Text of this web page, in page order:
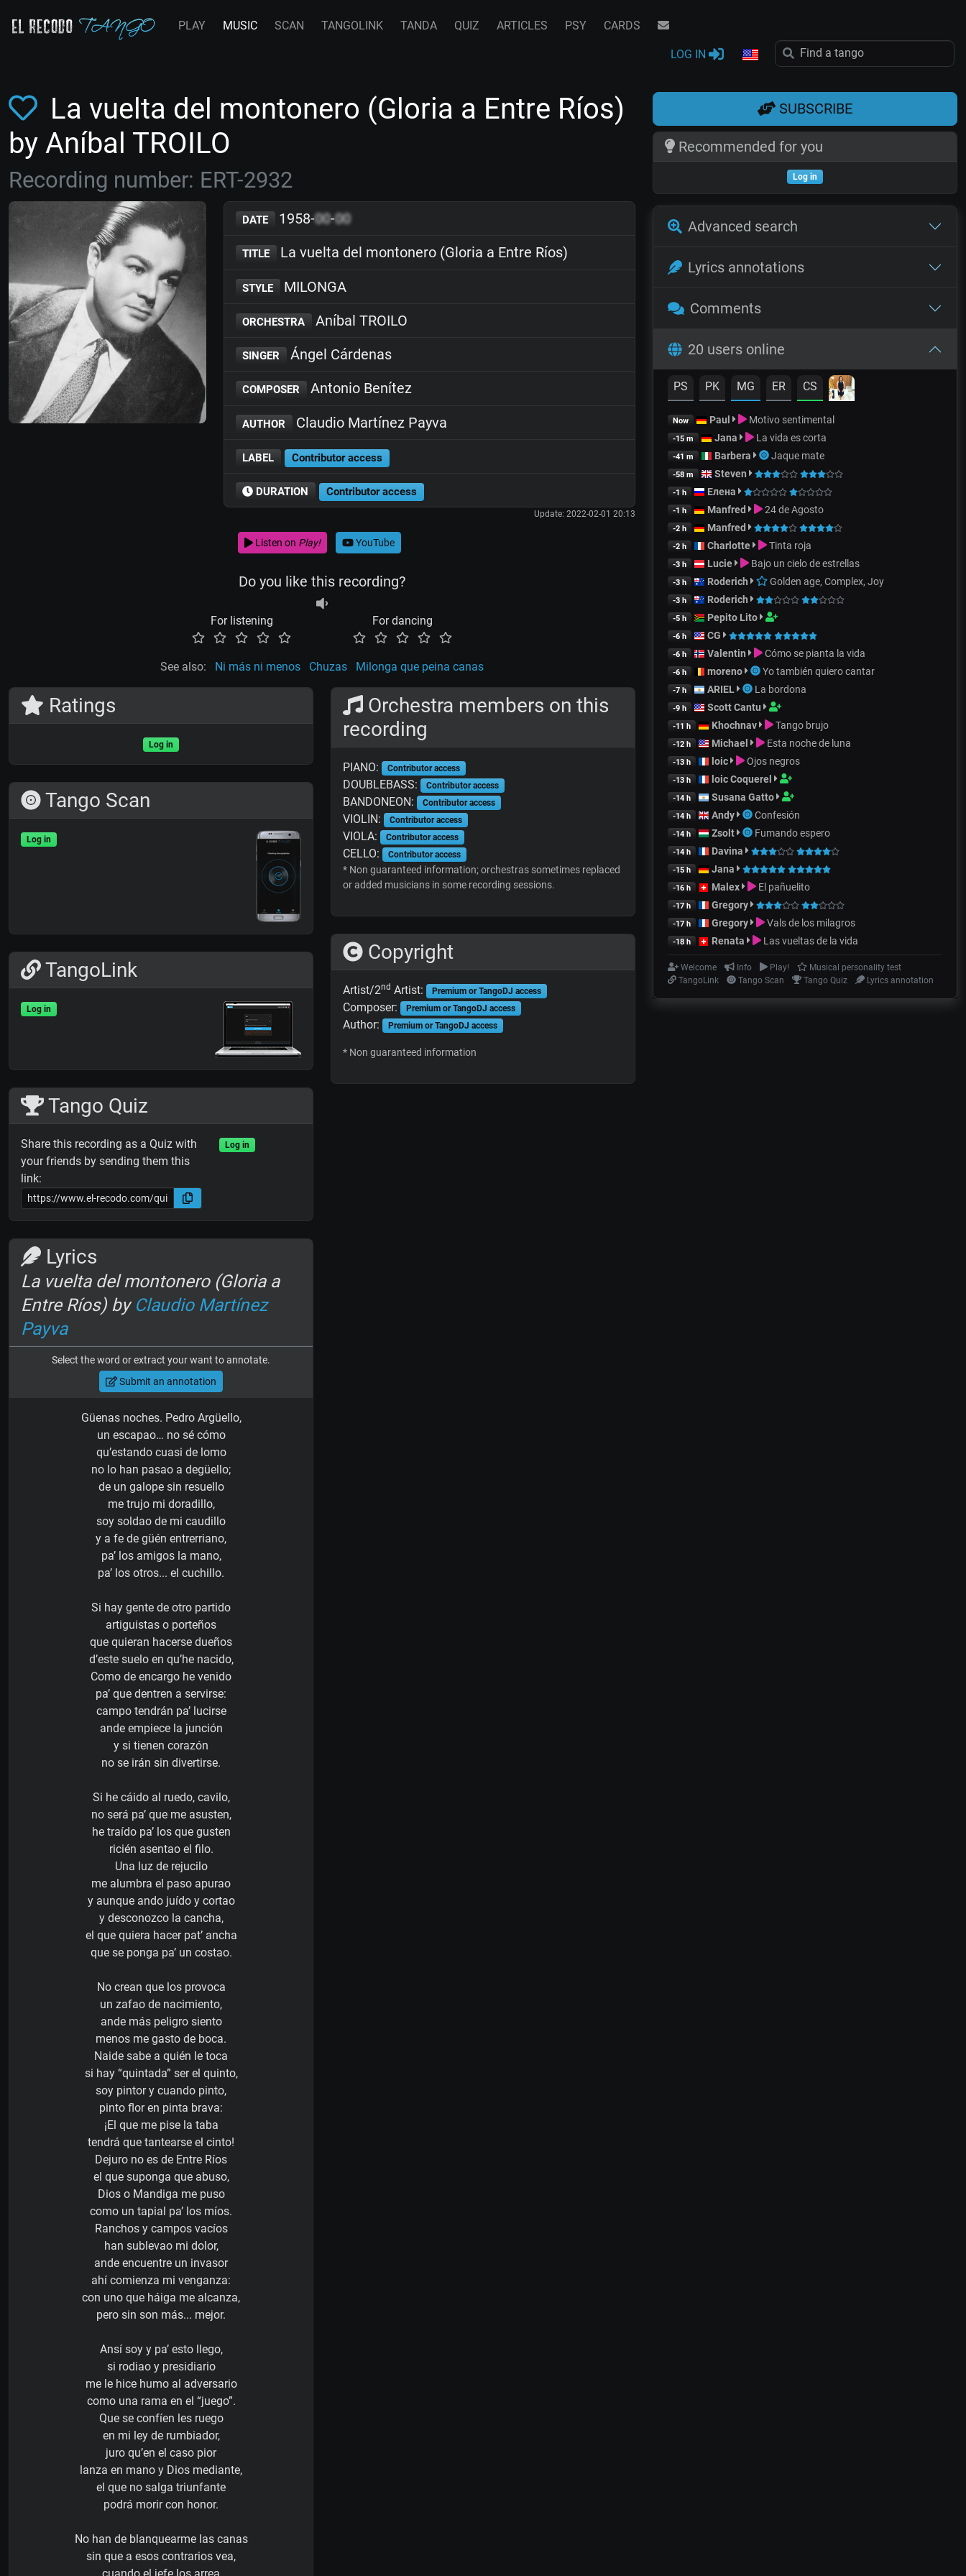
PLAY MUSIC SCAN TANGOLINK TANDA QUIZ ARTICLES PSY CARDS
LOG IN
La vuelta del montonero (Gloria a Entre Ríos)
by Aníbal TROILO
Recording number: ERT-2932
DATE 1958-00-00
TITLE La vuelta del montonero (Gloria a Entre Ríos)
STYLE MILONGA
ORCHESTRA Aníbal TROILO
SINGER Ángel Cárdenas
COMPOSER Antonio Benítez
AUTHOR Claudio Martínez Payva
LABEL Contributor access
DURATION Contributor access
Update: 2022-02-01 20:13
Listen on Play! YouTube
Do you like this recording?
For listening For dancing
See also: Ni más ni menos Chuzas Milonga que peina canas
Ratings
Log in
Tango Scan
Log in
TangoLink
Log in
Tango Quiz
Share this recording as a Quiz with
your friends by sending them this
link:
Log in
Lyrics
La vuelta del montonero (Gloria a
Entre Ríos) by Claudio Martínez
Payva
Select the word or extract your want to annotate.
Submit an annotation
Güenas noches. Pedro Argüello,
un escapao… no sé cómo
qu’estando cuasi de lomo
no lo han pasao a degüello;
de un galope sin resuello
me trujo mi doradillo,
soy soldao de mi caudillo
y a fe de güén entrerriano,
pa’ los amigos la mano,
pa’ los otros... el cuchillo.
Si hay gente de otro partido
artiguistas o porteños
que quieran hacerse dueños
d’este suelo en qu’he nacido,
Como de encargo he venido
pa’ que dentren a servirse:
campo tendrán pa’ lucirse
ande empiece la junción
y si tienen corazón
no se irán sin divertirse.
Si he cáido al ruedo, cavilo,
no será pa’ que me asusten,
he traído pa’ los que gusten
ricién asentao el filo.
Una luz de rejucilo
me alumbra el paso apurao
y aunque ando juído y cortao
y desconozco la cancha,
el que quiera hacer pat’ ancha
que se ponga pa’ un costao.
No crean que los provoca
un zafao de nacimiento,
ande más peligro siento
menos me gasto de boca.
Naide sabe a quién le toca
si hay “quintada” ser el quinto,
soy pintor y cuando pinto,
pinto flor en pinta brava:
¡El que me pise la taba
tendrá que tantearse el cinto!
Dejuro no es de Entre Ríos
el que suponga que abuso,
Dios o Mandiga me puso
como un tapial pa’ los míos.
Ranchos y campos vacíos
han sublevao mi dolor,
ande encuentre un invasor
ahí comienza mi venganza:
con uno que háiga me alcanza,
pero sin son más... mejor.
Ansí soy y pa’ esto llego,
si rodiao y presidiario
me le hice humo al adversario
como una rama en el “juego”.
Que se confíen les ruego
en mi ley de rumbiador,
juro qu’en el caso pior
lanza en mano y Dios mediante,
el que no salga triunfante
podrá morir con honor.
No han de blanquearme las canas
sin que a esos contrarios vea,
Orchestra members on this
recording
PIANO: Contributor access
DOUBLEBASS: Contributor access
BANDONEON: Contributor access
VIOLIN: Contributor access
VIOLA: Contributor access
CELLO: Contributor access
* Non guaranteed information; orchestras sometimes replaced
or added musicians in some recording sessions.
Copyright
Artist/2nd Artist: Premium or TangoDJ access
Composer: Premium or TangoDJ access
Author: Premium or TangoDJ access
* Non guaranteed information
SUBSCRIBE
Recommended for you
Log in
Advanced search
Lyrics annotations
Comments
20 users online
PS PK MG ER CS
Now Paul Motivo sentimental
-15 m Jana La vida es corta
-41 m Barbera Jaque mate
-58 m Steven
-1 h Елена
-1 h Manfred 24 de Agosto
-2 h Manfred
-2 h Charlotte Tinta roja
-3 h Lucie Bajo un cielo de estrellas
-3 h Roderich Golden age, Complex, Joy
-3 h Roderich
-5 h Pepito Lito
-6 h CG
-6 h Valentin Cómo se pianta la vida
-6 h moreno Yo también quiero cantar
-7 h ARIEL La bordona
-9 h Scott Cantu
-11 h Khochnav Tango brujo
-12 h Michael Esta noche de luna
-13 h loic Ojos negros
-13 h loic Coquerel
-14 h Susana Gatto
-14 h Andy Confesión
-14 h Zsolt Fumando espero
-14 h Davina
-15 h Jana
-16 h Malex El pañuelito
-17 h Gregory
-17 h Gregory Vals de los milagros
-18 h Renata Las vueltas de la vida
Welcome Info Play!
Musical personality test
TangoLink
Tango Scan Tango Quiz Lyrics annotation